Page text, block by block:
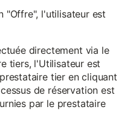
"Offre", l'utilisateur est
directement via le
tiers, l'Utilisateur est
tier en cliquant
de réservation est
par le prestataire